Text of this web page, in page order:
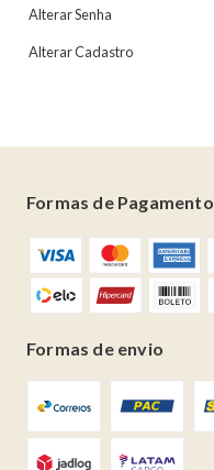
Formas de Pagamento
Formas de envio
Alterar Senha
Alterar Cadastro